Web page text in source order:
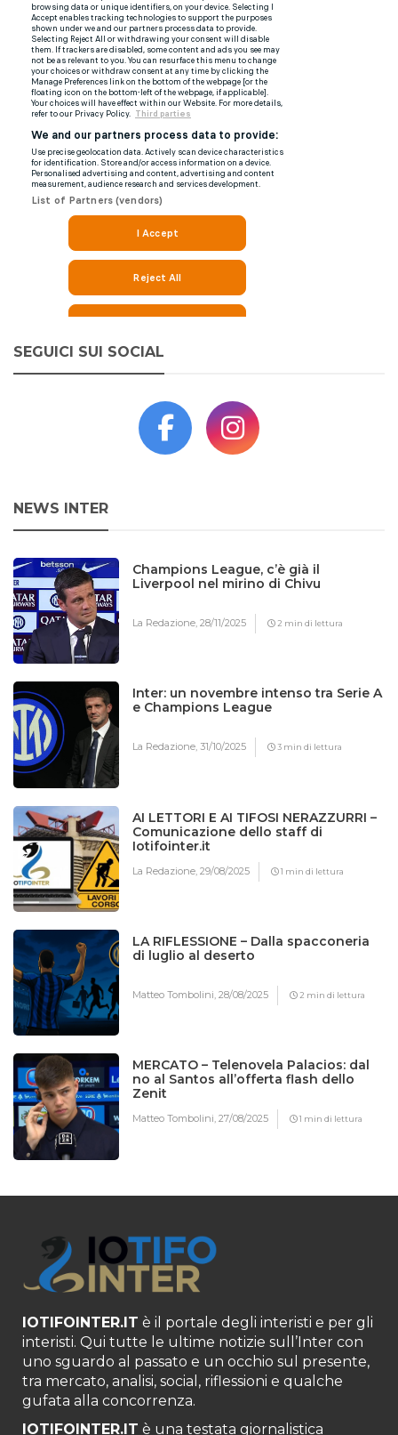
SEGUICI SUI SOCIAL
NEWS INTER
Champions League, c’è già il
Liverpool nel mirino di Chivu
La Redazione,28/11/2025 2 min di lettura
Inter: un novembre intenso tra Serie A
e Champions League
La Redazione,31/10/2025 3 min di lettura
AI LETTORI E AI TIFOSI NERAZZURRI –
Comunicazione dello staff di
Iotifointer.it
La Redazione,29/08/2025 1 min di lettura
LA RIFLESSIONE – Dalla spacconeria
di luglio al deserto
Matteo Tombolini,28/08/2025 2 min di lettura
MERCATO – Telenovela Palacios: dal
no al Santos all’offerta flash dello
Zenit
Matteo Tombolini,27/08/2025 1 min di lettura
IOTIFOINTER.IT è il portale degli interisti e per gli
interisti. Qui tutte le ultime notizie sull’Inter con
uno sguardo al passato e un occhio sul presente,
tra mercato, analisi, social, riflessioni e qualche
gufata alla concorrenza.
IOTIFOINTER.IT è una testata giornalistica